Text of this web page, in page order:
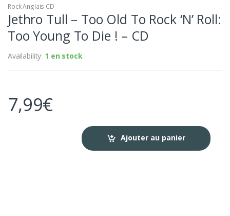
Rock Anglais CD
Jethro Tull – Too Old To Rock ‘N’ Roll:
Too Young To Die ! – CD
Availability: 1 en stock
7,99€
Ajouter au panier